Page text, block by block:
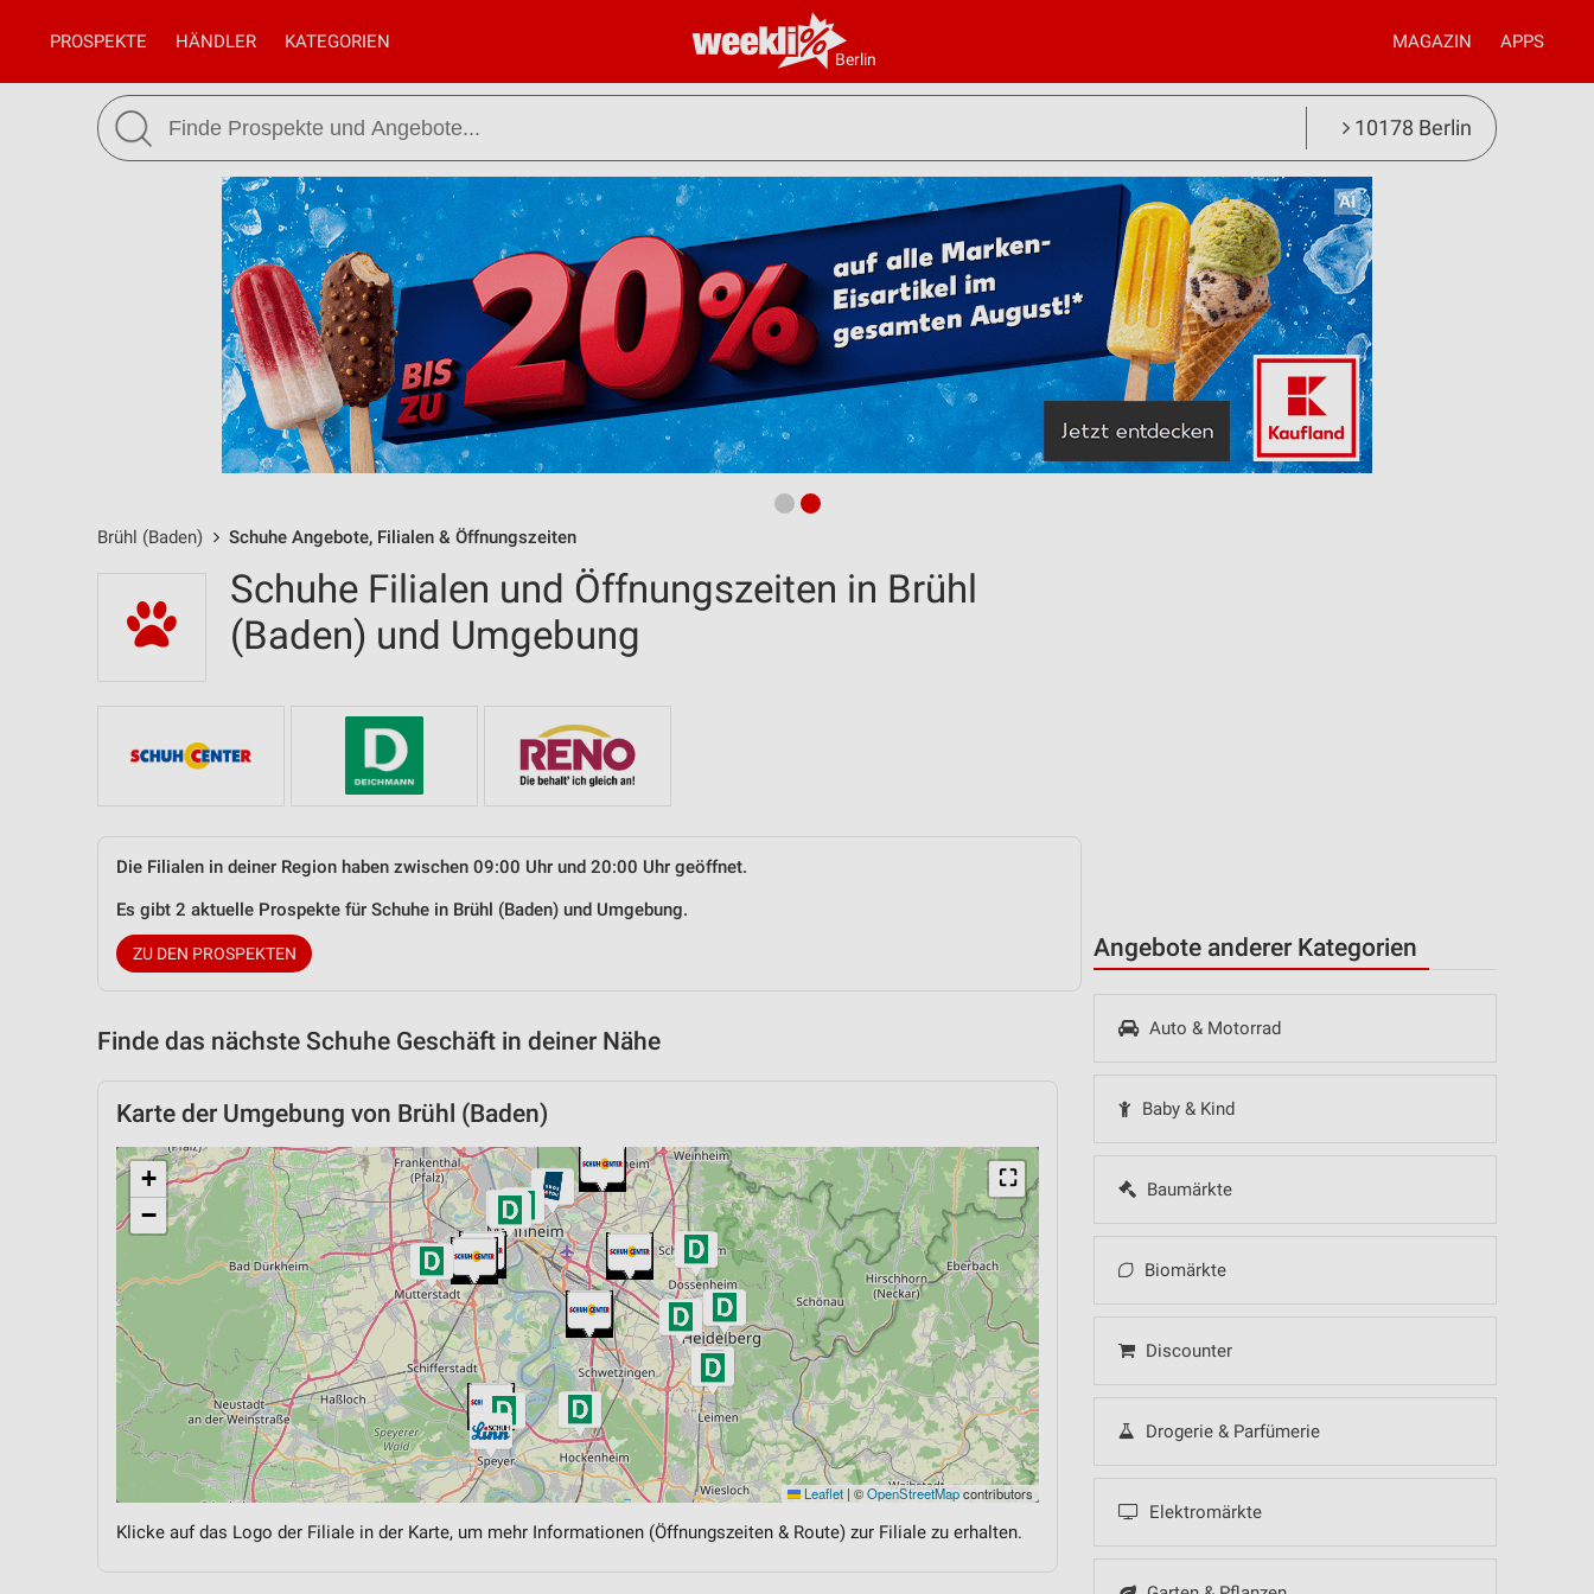
Berlin
PROSPEKTE HÄNDLER KATEGORIEN MAGAZIN APPS
10178 Berlin
Brühl (Baden) Schuhe Angebote, Filialen & Öffnungszeiten
Angebote anderer Kategorien
Auto & Motorrad
Baby & Kind
Baumärkte
Biomärkte
Discounter
Drogerie & Parfümerie
Elektromärkte
Schuhe Filialen und Öffnungszeiten in Brühl
(Baden) und Umgebung
Die Filialen in deiner Region haben zwischen 09:00 Uhr und 20:00 Uhr geöffnet.
Es gibt 2 aktuelle Prospekte für Schuhe in Brühl (Baden) und Umgebung.
ZU DEN PROSPEKTEN
Finde das nächste Schuhe Geschäft in deiner Nähe
Karte der Umgebung von Brühl (Baden)
⛶
+
−
Leaflet | ©OpenStreetMapcontributors
Klicke auf das Logo der Filiale in der Karte, um mehr Informationen (Öffnungszeiten & Route) zur Filiale zu erhalten.